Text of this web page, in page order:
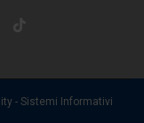
- Sistemi Informativi